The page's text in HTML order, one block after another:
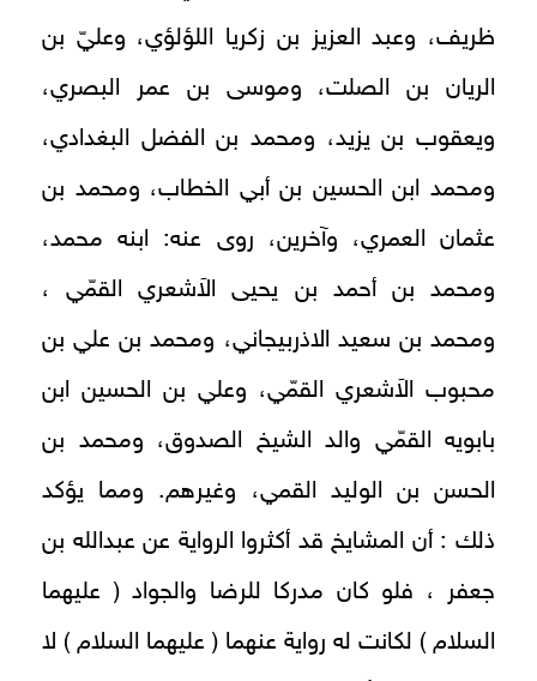
ظريف، وعبد العزيز بن زكريا اللؤلؤي، وعليّ بن
الريان بن الصلت، وموسى بن عمر البصري،
ويعقوب بن يزيد، ومحمد بن الفضل البغدادي،
ومحمد ابن الحسين بن أبي الخطاب، ومحمد بن
عثمان العمري، وآخرين، روى عنه: ابنه محمد،
ومحمد بن أحمد بن يحيى الاَشعري القمّي ،
ومحمد بن سعيد الاذربيجاني، ومحمد بن علي بن
محبوب الاَشعري القمّي، وعلي بن الحسين ابن
بابويه القمّي والد الشيخ الصدوق، ومحمد بن
الحسن بن الوليد القمي، وغيرهم. ومما يؤكد
ذلك : أن المشايخ قد أكثروا الرواية عن عبدالله بن
جعفر ، فلو كان مدركا للرضا والجواد ( عليهما
السلام ) لكانت له رواية عنهما ( عليهما السلام ) لا